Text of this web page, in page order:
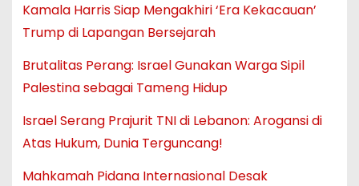
Kamala Harris Siap Mengakhiri ‘Era Kekacauan’
Trump di Lapangan Bersejarah
Brutalitas Perang: Israel Gunakan Warga Sipil
Palestina sebagai Tameng Hidup
Israel Serang Prajurit TNI di Lebanon: Arogansi di
Atas Hukum, Dunia Terguncang!
Mahkamah Pidana Internasional Desak